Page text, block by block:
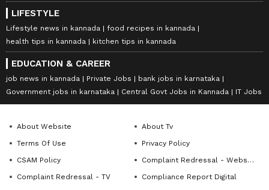
LIFESTYLE
Lifestyle news in kannada
food recipes in kannada
health tips in kannada
kitchen tips in kannada
EDUCATION & CAREER
job news in kannada Private Jobs
bank jobs in karnataka
Government jobs in karnataka
Central Govt Jobs in Kannada IT Jobs
About Website
About Tv
Terms Of Use
Privacy Policy
CSAM Policy
Complaint Redressal - Website
Complaint Redressal - TV
Compliance Report Digital